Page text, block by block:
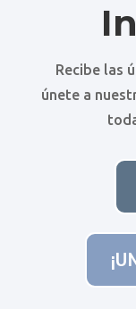
Recibe las
únete a